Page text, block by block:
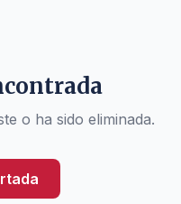
o ha sido eliminada.